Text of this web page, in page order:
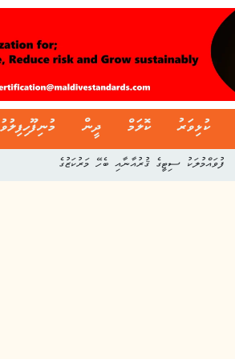
ކުޅިވަރު ކޮލަމް ދީން
ފުވައްމުލަކު ސިޓީގެ ޤުރުއާނާއި ބެހޭ މަރުކަޒުގެ